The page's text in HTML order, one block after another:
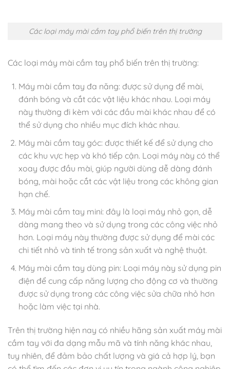
Các loại máy mài cầm tay phổ biến trên thị trường
Các loại máy mài cầm tay phổ biến trên thị trường:
Máy mài cầm tay đa năng: được sử dụng để mài,
đánh bóng và cắt các vật liệu khác nhau. Loại máy
này thường đi kèm với các đầu mài khác nhau để có
thể sử dụng cho nhiều mục đích khác nhau.
Máy mài cầm tay góc: được thiết kế để sử dụng cho
các khu vực hẹp và khó tiếp cận. Loại máy này có thể
xoay được đầu mài, giúp người dùng dễ dàng đánh
bóng, mài hoặc cắt các vật liệu trong các không gian
hạn chế.
Máy mài cầm tay mini: đây là loại máy nhỏ gọn, dễ
dàng mang theo và sử dụng trong các công việc nhỏ
hơn. Loại máy này thường được sử dụng để mài các
chi tiết nhỏ và tinh tế trong sản xuất và nghệ thuật.
Máy mài cầm tay dùng pin: Loại máy này sử dụng pin
điện để cung cấp năng lượng cho động cơ và thường
được sử dụng trong các công việc sửa chữa nhỏ hơn
hoặc làm việc tại nhà.
Trên thị trường hiện nay có nhiều hãng sản xuất máy mài
cầm tay với đa dạng mẫu mã và tính năng khác nhau,
tuy nhiên, để đảm bảo chất lượng và giá cả hợp lý, bạn